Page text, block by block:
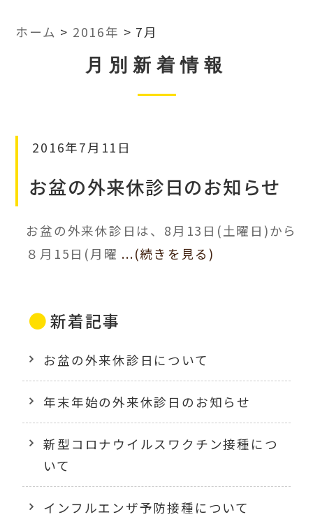
ホーム > 2016年 > 7月
月別新着情報
2016年7月11日
お盆の外来休診日のお知らせ
お盆の外来休診日は、8月13日(土曜日)から
８月15日(月曜 ...(続きを見る)
新着記事
お盆の外来休診日について
年末年始の外来休診日のお知らせ
新型コロナウイルスワクチン接種につ
いて
インフルエンザ予防接種について